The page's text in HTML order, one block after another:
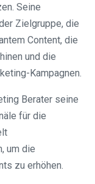
Seine
Zielgruppe, die
Content, die
und die
Kampagnen.
Berater seine
für die
um die
zu erhöhen.